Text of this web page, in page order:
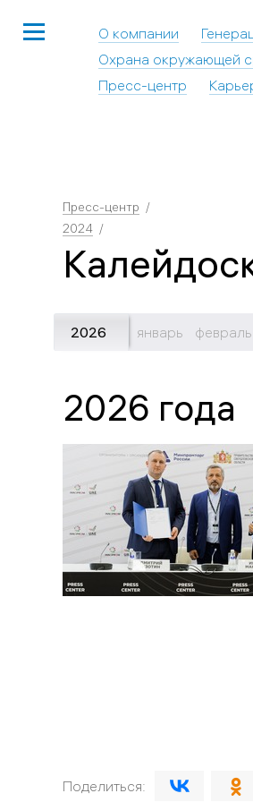
О компании
Охрана окружающей
Пресс-центр
Пресс-центр
2024
2026 январь февраль
2026 года
Поделиться: